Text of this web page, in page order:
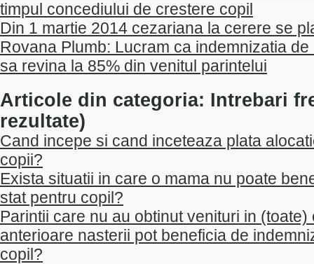
timpul concediului de crestere copil
Din 1 martie 2014 cezariana la cerere se
Rovana Plumb: Lucram ca indemnizatia
sa revina la 85% din venitul parintelui
Articole din categoria: Intrebari
rezultate)
Cand incepe si cand inceteaza plata
copii?
Exista situatii in care o mama nu poate
stat pentru copil?
Parintii care nu au obtinut venituri in (toate)
anterioare nasterii pot beneficia de
copil?